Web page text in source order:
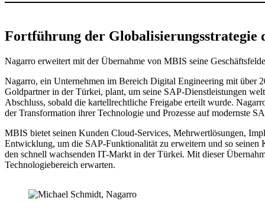
Fortführung der Globalisierungsstrategie
Nagarro erweitert mit der Übernahme von MBIS seine
Nagarro, ein Unternehmen im Bereich Digital Engineering mit über
Goldpartner in der Türkei, plant, um seine SAP-Dienstleistungen
Abschluss, sobald die kartellrechtliche Freigabe erteilt wurde.
der Transformation ihrer Technologie und Prozesse auf modernste
MBIS bietet seinen Kunden Cloud-Services, Mehrwertlösungen,
Entwicklung, um die SAP-Funktionalität zu erweitern und so
den schnell wachsenden IT-Markt in der Türkei. Mit dieser
Technologiebereich erwarten.